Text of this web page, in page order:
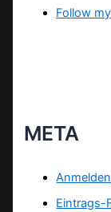
Follow
META
Anmelden
Eintrags-